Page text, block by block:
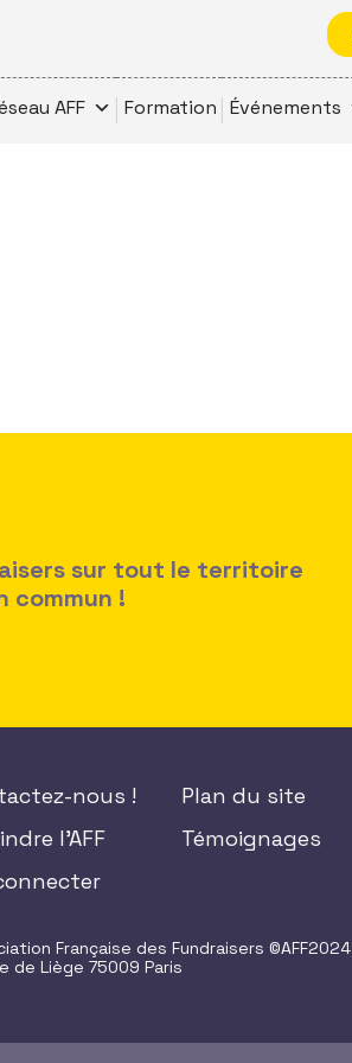
AFF Formation Événements
sur tout le territoire
commun !
nous !
l'AFF
Plan du site
Témoignages
Française des Fundraisers ©AFF2024
de Liège 75009 Paris